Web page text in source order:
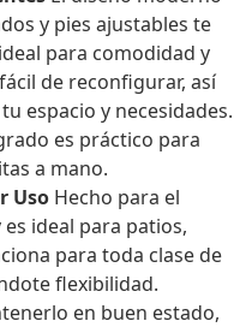
y pies ajustables te
para comodidad y
de reconfigurar, así
espacio y necesidades.
es práctico para
a mano.
Uso Hecho para el
ideal para patios,
para toda clase de
flexibilidad.
en buen estado,